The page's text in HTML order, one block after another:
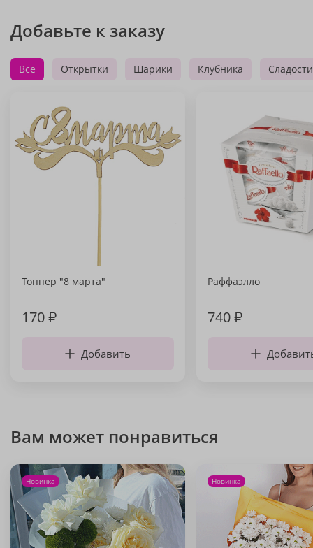
Добавьте к заказу
Все Открытки Шарики Клубника Сладости
Топпер "8 марта"
170₽
Добавить
Раффаэлло
740₽
Вам может понравиться
Новинка Новинка